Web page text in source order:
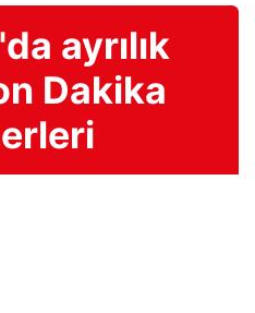
ayrılık
Dakika